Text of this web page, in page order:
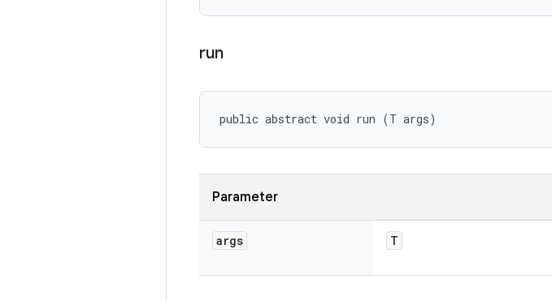
run
public abstract void run (T args)
Parameter
args T